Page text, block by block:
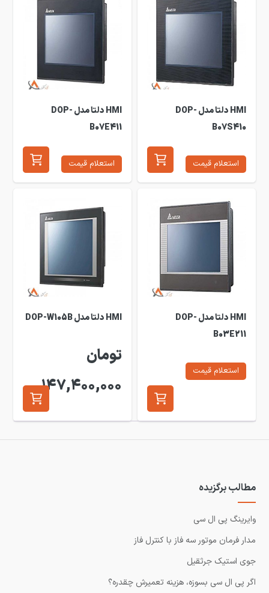
HMI دلتا مدل DOP-
B07S410
استعلام قیمت
HMI دلتا مدل DOP-
B07E411
استعلام قیمت
HMI دلتا مدل DOP-
B03E211
استعلام قیمت
HMI دلتا مدل DOP-W105B
تومان
147,400,000
مطالب برگزیده
وایرینگ پی ال سی
مدار فرمان موتور سه فاز با کنترل فاز
جوی استیک جرثقیل
اگر پی ال سی بسوزه، هزینه تعمیرش چقدره؟